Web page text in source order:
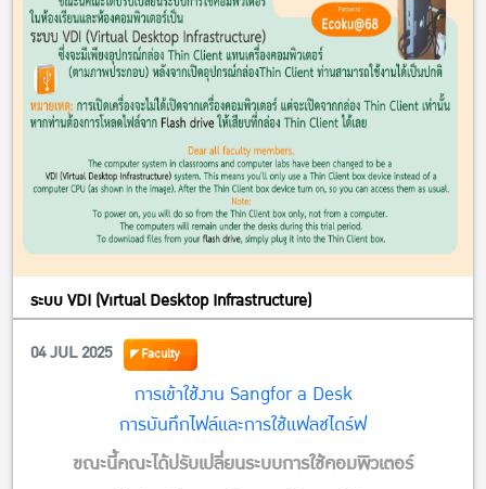
ระบบ VDI (Virtual Desktop Infrastructure)
04 JUL 2025
Faculty
การเข้าใช้งาน Sangfor a Desk
การบันทึกไฟล์และการใช้แฟลชไดร์ฟ
ขณะนี้คณะได้ปรับเปลี่ยนระบบการใช้คอมพิวเตอร์